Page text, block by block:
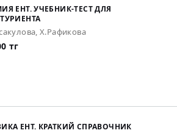
ЕНТ. УЧЕБНИК-ТЕСТ ДЛЯ
Х.Рафикова
тг
ЕНТ. КРАТКИЙ СПРАВОЧНИК